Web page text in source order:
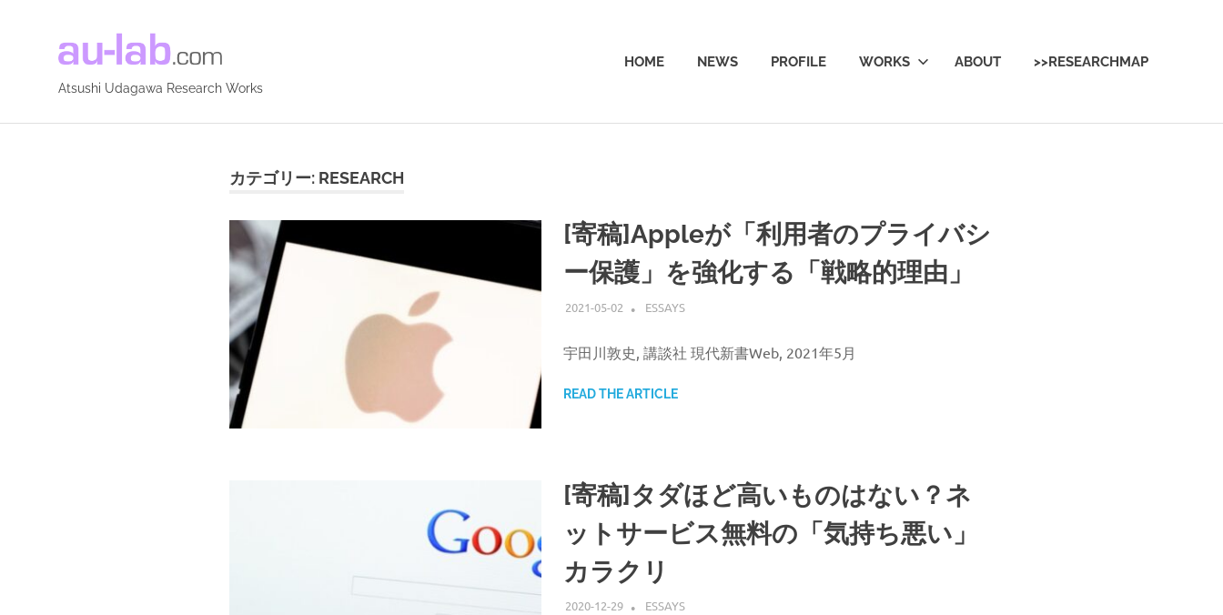
Udagawa
Works
Atsushi Udagawa Research Works
HOME NEWS PROFILE WORKS ABOUT >>RESEARCHMAP
カテゴリー: RESEARCH
[寄稿]Appleが「利用者のプライバシ
ー保護」を強化する「戦略的理由」
2021-05-02 ATSUSHI UDAGAWA
ESSAYS
宇田川敦史, 講談社 現代新書Web, 2021年5月
READ THE ARTICLE
[寄稿]タダほど高いものはない？ネ
ットサービス無料の「気持ち悪い」
カラクリ
2020-12-29 ATSUSHI UDAGAWA
ESSAYS